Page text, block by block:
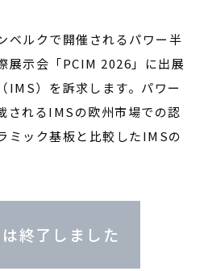
問い合わせ
ベルクで開催されるパワー半
展示会「PCIM 2026」に出展
IMS）を訴求します。パワー
されるIMSの欧州市場での認
ミック基板と比較したIMSの
終了しました